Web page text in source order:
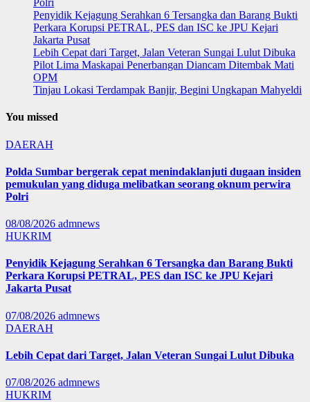
Polri
Penyidik Kejagung Serahkan 6 Tersangka dan Barang Bukti
Perkara Korupsi PETRAL, PES dan ISC ke JPU Kejari
Jakarta Pusat
Lebih Cepat dari Target, Jalan Veteran Sungai Lulut Dibuka
Pilot Lima Maskapai Penerbangan Diancam Ditembak Mati
OPM
Tinjau Lokasi Terdampak Banjir, Begini Ungkapan Mahyeldi
You missed
DAERAH
Polda Sumbar bergerak cepat menindaklanjuti dugaan insiden
pemukulan yang diduga melibatkan seorang oknum perwira
Polri
08/08/2026 admnews
HUKRIM
Penyidik Kejagung Serahkan 6 Tersangka dan Barang Bukti
Perkara Korupsi PETRAL, PES dan ISC ke JPU Kejari
Jakarta Pusat
07/08/2026 admnews
DAERAH
Lebih Cepat dari Target, Jalan Veteran Sungai Lulut Dibuka
07/08/2026 admnews
HUKRIM